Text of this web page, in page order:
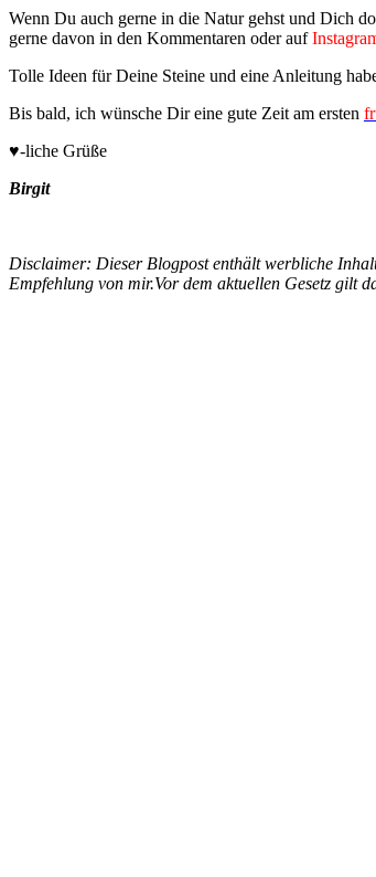
Wenn Du auch gerne in die Natur gehst und Dich
gerne davon in den Kommentaren oder auf
Tolle Ideen für Deine Steine und eine Anleitung
Bis bald, ich wünsche Dir eine gute Zeit am ersten
♥-liche Grüße
Birgit
Disclaimer: Dieser Blogpost enthält werbliche
Empfehlung von mir.Vor dem aktuellen Gesetz gilt